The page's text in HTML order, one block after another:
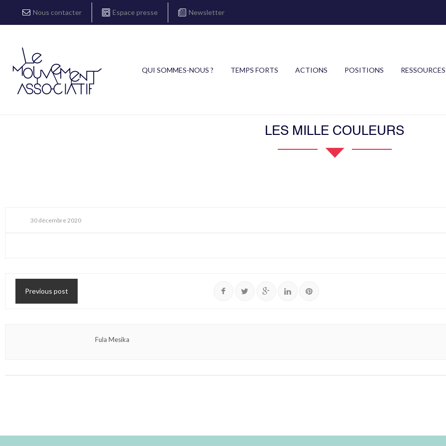
Nous contacter Espace presse Newsletter
QUI SOMMES-NOUS ? TEMPS FORTS ACTIONS POSITIONS RESSOURCES
LES MILLE COULEURS
30 décembre 2020
Previous post
Fula Mesika